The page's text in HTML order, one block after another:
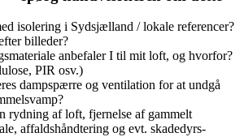
isolering i Sydsjælland / lokale referencer?
billeder?
anbefaler I til mit loft, og hvorfor?
PIR osv.)
dampspærre og ventilation for at undgå
rydning af loft, fjernelse af gammelt
affaldshåndtering og evt. skadedyrs­